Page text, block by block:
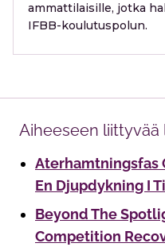
ammattilaisille, jotka
IFBB-koulutuspolun.
Aiheeseen liittyvää
Aterhamtningsfas
En Djupdykning I
Beyond The
Competition